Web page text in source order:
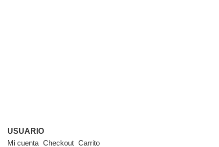
USUARIO
Mi cuenta Checkout Carrito